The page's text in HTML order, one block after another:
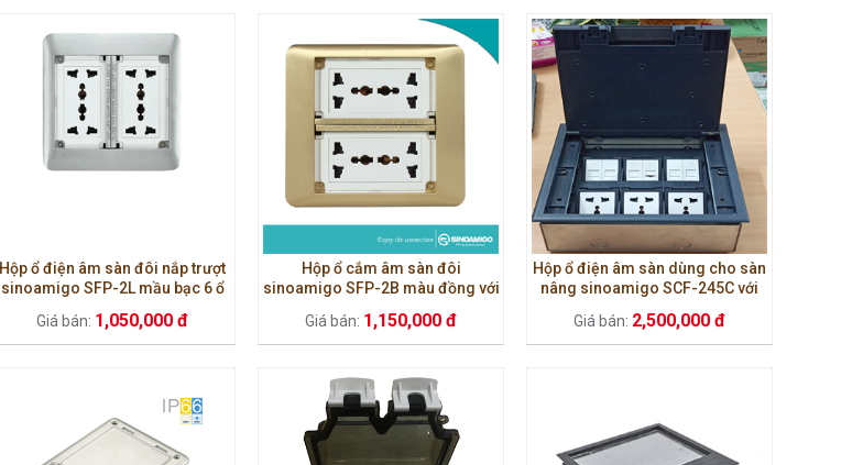
Hộp ổ điện âm sàn đôi nắp trượt
sinoamigo SFP-2L mầu bạc 6 ổ
Giá bán: 1,050,000 đ
Hộp ổ cắm âm sàn đôi
sinoamigo SFP-2B màu đồng với
Giá bán: 1,150,000 đ
Hộp ổ điện âm sàn dùng cho sàn
nâng sinoamigo SCF-245C với
Giá bán: 2,500,000 đ